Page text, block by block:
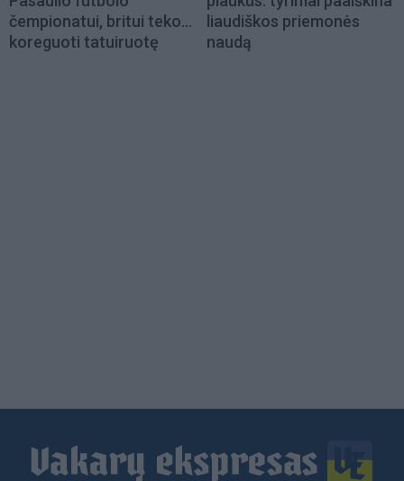
čempionatui, britui teko...
koreguoti tatuiruotę
liaudiškos priemonės
naudą